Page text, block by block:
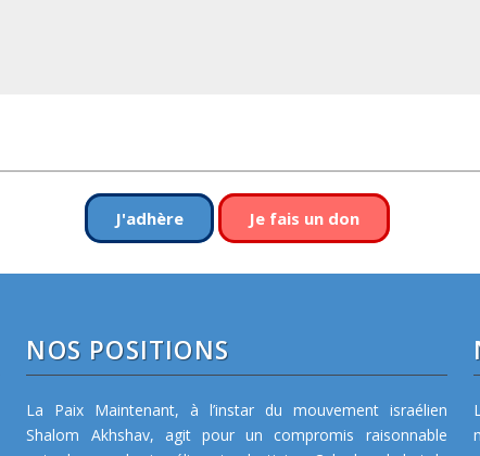
J'adhère Je fais un don
NOS POSITIONS
La Paix Maintenant, à l’instar du mouvement israélien
Shalom Akhshav, agit pour un compromis raisonnable